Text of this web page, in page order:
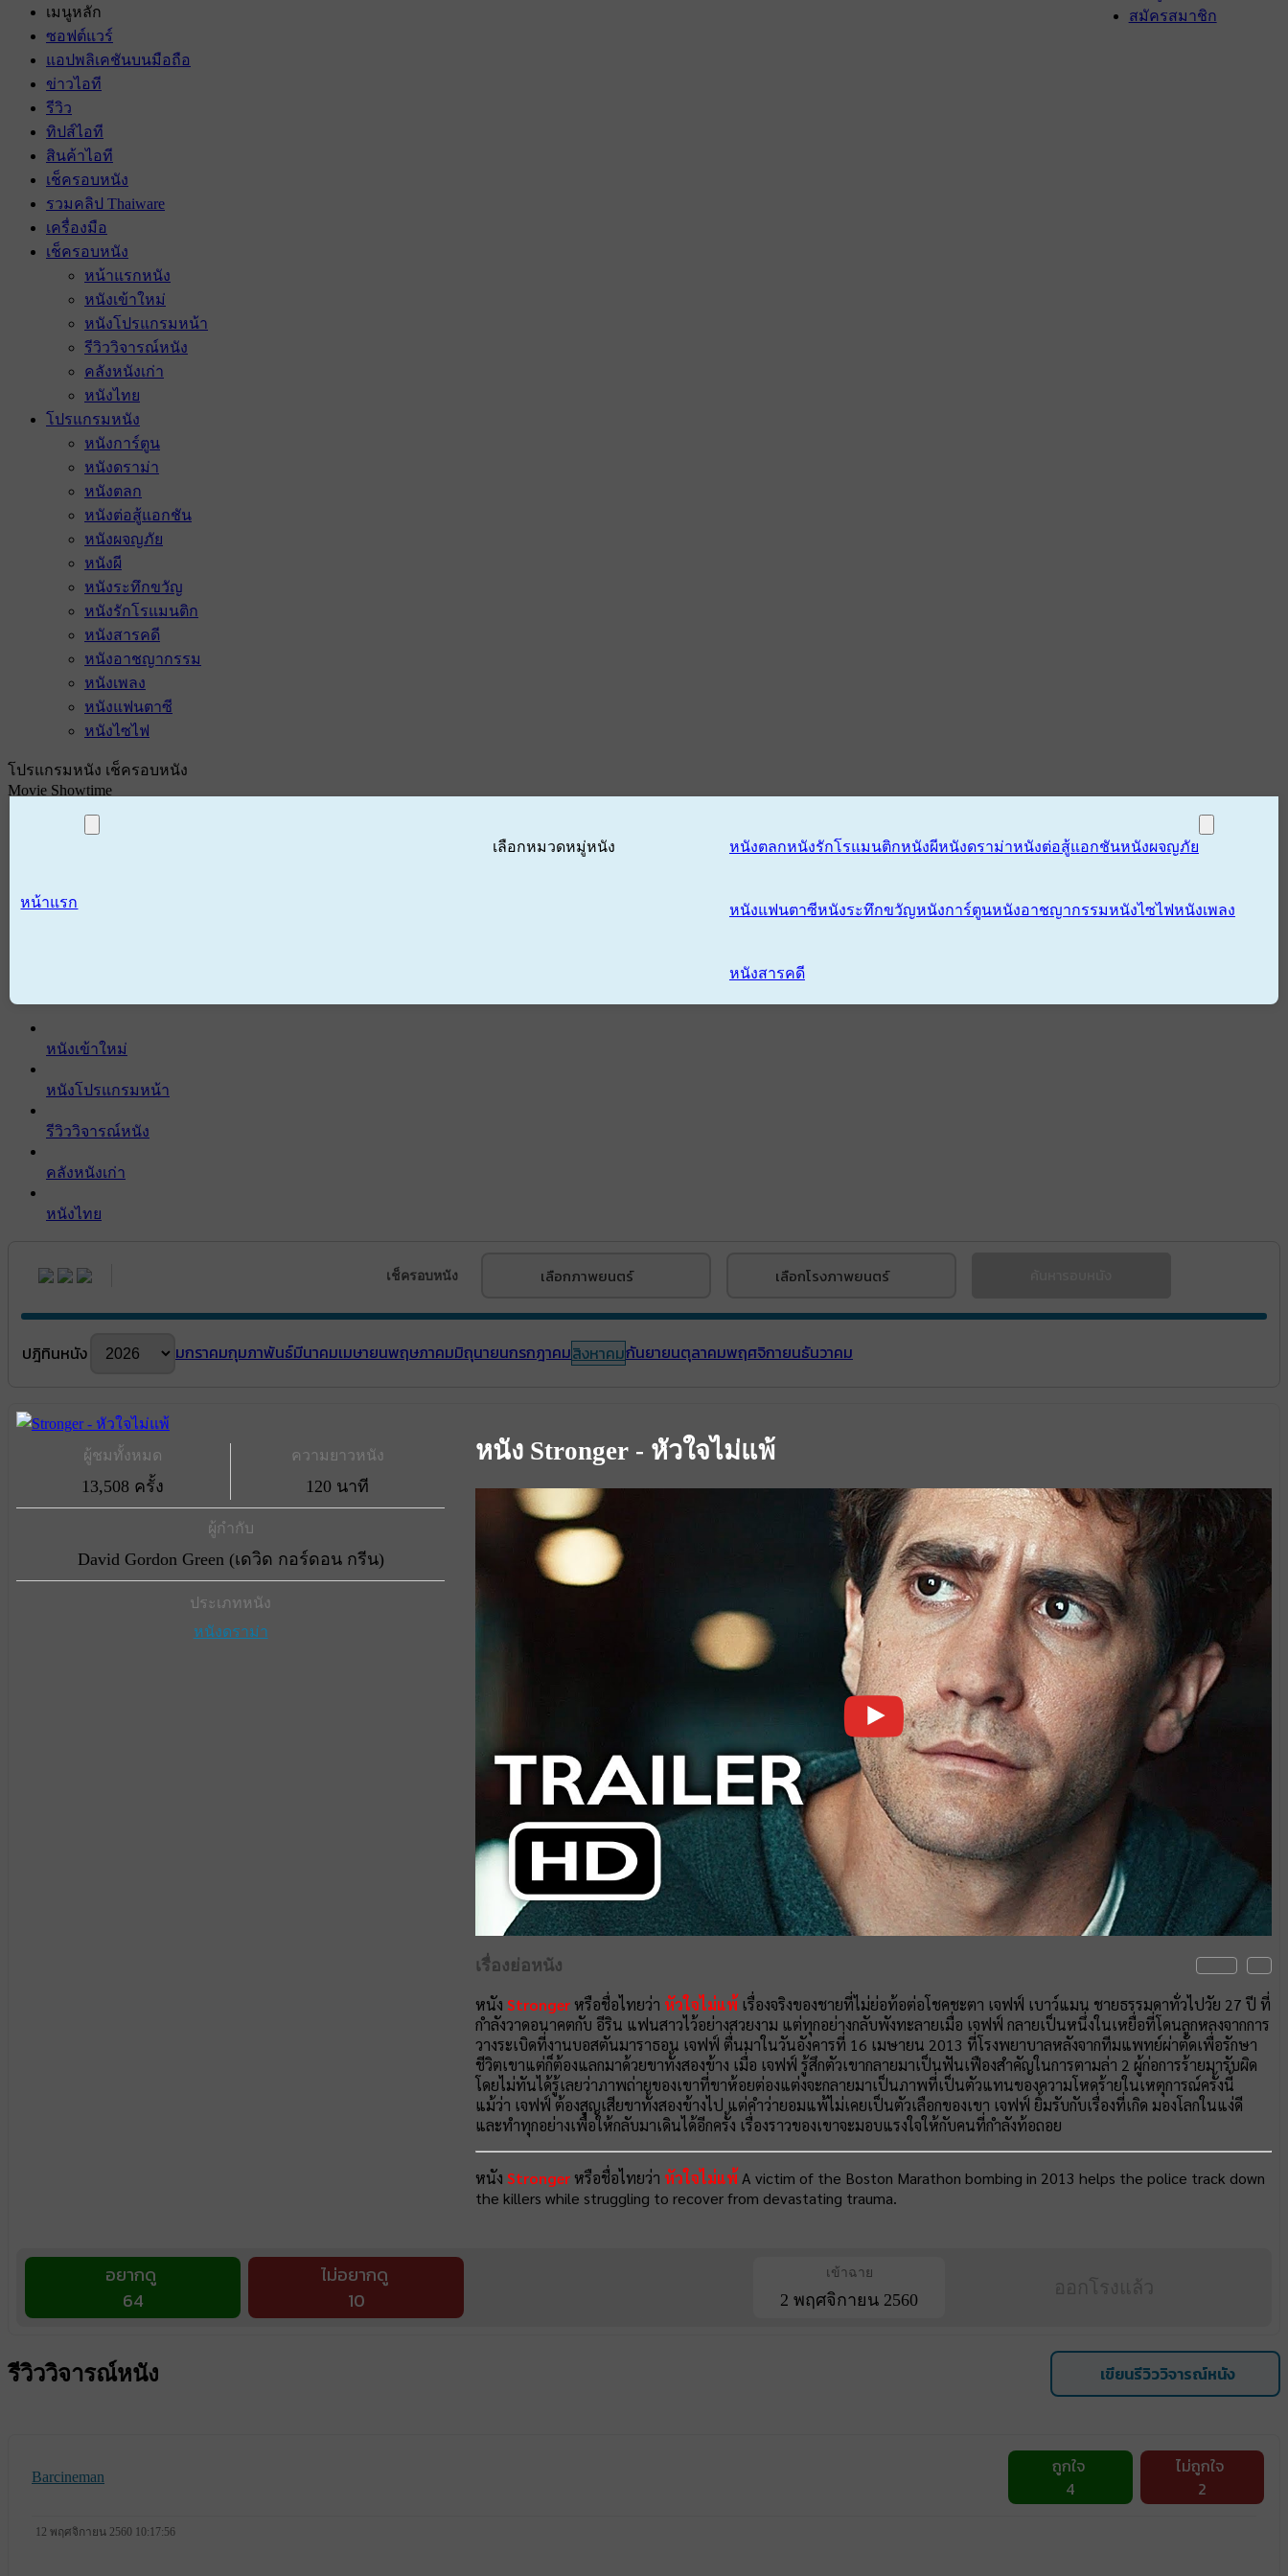
สมัครสมาชิก
เมนูหลัก
ซอฟต์แวร์
แอปพลิเคชันบนมือถือ
ข่าวไอที
รีวิว
ทิปส์ไอที
สินค้าไอที
เช็ครอบหนัง
รวมคลิป Thaiware
เครื่องมือ
เช็ครอบหนัง
หน้าแรกหนัง
หนังเข้าใหม่
หนังโปรแกรมหน้า
รีวิววิจารณ์หนัง
คลังหนังเก่า
หนังไทย
โปรแกรมหนัง
หนังการ์ตูน
หนังดราม่า
หนังตลก
หนังต่อสู้แอกชัน
หนังผจญภัย
หนังผี
หนังระทึกขวัญ
หนังรักโรแมนติก
หนังสารคดี
หนังอาชญากรรม
หนังเพลง
หนังแฟนตาซี
หนังไซไฟ
โปรแกรมหนัง เช็ครอบหนัง
Movie Showtime
หน้าแรก
เลือกหมวดหมู่หนัง หนังตลกหนังรักโรแมนติกหนังผีหนังดราม่าหนังต่อสู้แอกชันหนังผจญภัย
หนังแฟนตาซีหนังระทึกขวัญหนังการ์ตูนหนังอาชญากรรมหนังไซไฟหนังเพลง
หนังสารคดี
หนังเข้าใหม่
หนังโปรแกรมหน้า
รีวิววิจารณ์หนัง
คลังหนังเก่า
หนังไทย
เช็ครอบหนัง เลือกภาพยนตร์ เลือกโรงภาพยนตร์
ปฎิทินหนัง มกราคมกุมภาพันธ์มีนาคมเมษายนพฤษภาคมมิถุนายนกรกฎาคมสิงหาคมกันยายนตุลาคมพฤศจิกายนธันวาคม
ผู้ชมทั้งหมด
13,508 ครั้ง
ความยาวหนัง
120 นาที
ผู้กำกับ
David Gordon Green (เดวิด กอร์ดอน กรีน)
ประเภทหนัง
หนังดราม่า
หนัง Stronger - หัวใจไม่แพ้
เรื่องย่อหนัง
หนังStronger หรือชื่อไทยว่า หัวใจไม่แพ้ เรื่องจริงของชายที่ไม่ย่อท้อต่อโชคชะตา เจฟฟ์ เบาว์แมน ชายธรรมดาทั่วไปวัย 27 ปี ที่
กำลังวาดอนาคตกับ อีริน แฟนสาวไว้อย่างสวยงาม แต่ทุกอย่างกลับพังทะลายเมื่อ เจฟฟ์ กลายเป็นหนึ่งในเหยื่อที่โดนลูกหลงจากการ
วางระเบิดที่งานบอสตันมาราธอน เจฟฟ์ ตื่นมาในวันอังคารที่ 16 เมษายน 2013 ที่โรงพยาบาลหลังจากทีมแพทย์ผ่าตัดเพื่อรักษา
ชีวิตเขาแต่ก็ต้องแลกมาด้วยขาทั้งสองข้าง เมื่อ เจฟฟ์ รู้สึกตัวเขากลายมาเป็นฟันเฟืองสำคัญในการตามล่า 2 ผู้ก่อการร้ายมารับผิด
โดยไม่ทันได้รู้เลยว่าภาพถ่ายของเขาที่ขาห้อยต่องแต่งจะกลายมาเป็นภาพที่เป็นตัวแทนของความโหดร้ายในเหตุการณ์ครั้งนี้
แม้ว่า เจฟฟ์ ต้องสูญเสียขาทั้งสองข้างไป แต่คำว่ายอมแพ้ไม่เคยเป็นตัวเลือกของเขา เจฟฟ์ ยิ้มรับกับเรื่องที่เกิด มองโลกในแง่ดี
และทำทุกอย่างเพื่อให้กลับมาเดินได้อีกครั้ง เรื่องราวของเขาจะมอบแรงใจให้กับคนที่กำลังท้อถอย
หนังStronger หรือชื่อไทยว่า หัวใจไม่แพ้ A victim of the Boston Marathon bombing in 2013 helps the police track down
the killers while struggling to recover from devastating trauma.
อยากดู
64
ไม่อยากดู
10
เข้าฉาย
2 พฤศจิกายน 2560
รีวิววิจารณ์หนัง เขียนรีวิววิจารณ์หนัง
Barcineman
ถูกใจ
4
ไม่ถูกใจ
2
12 พฤศจิกายน 2560 10:17:56